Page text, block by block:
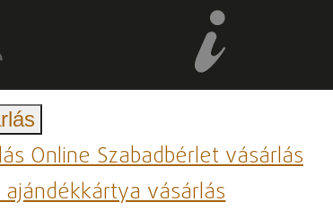
Online Szabadbérlet vásárlás
ajándékkártya vásárlás